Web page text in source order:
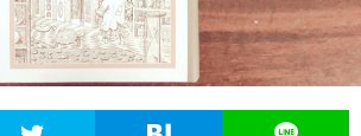
フ
ィ
問
い